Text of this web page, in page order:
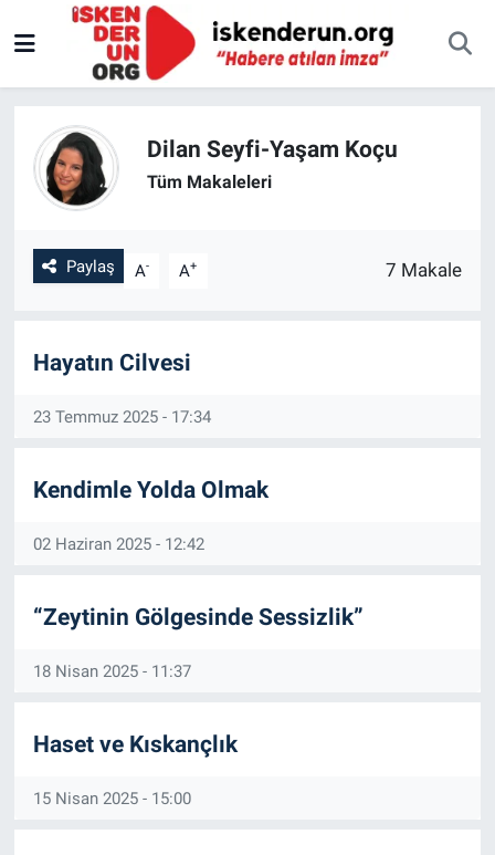
Dilan Seyfi-Yaşam Koçu
Tüm Makaleleri
Paylaş A- A+ 7 Makale
Hayatın Cilvesi
23 Temmuz 2025 - 17:34
Kendimle Yolda Olmak
02 Haziran 2025 - 12:42
“Zeytinin Gölgesinde Sessizlik”
18 Nisan 2025 - 11:37
Haset ve Kıskançlık
15 Nisan 2025 - 15:00